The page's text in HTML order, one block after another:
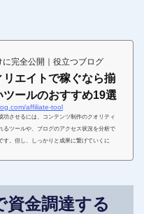
完全公開｜役立つブログ
リエイトで稼ぐなら揃
ツールのおすすめ19選
affiliate-tool
功させるには、コンテンツ制作のクオリティ
るツールや、ブログのアクセス状況を分析で
す。但し、しっかりと成果に繋げていくに
ず必要になります。これは、...
金調達する